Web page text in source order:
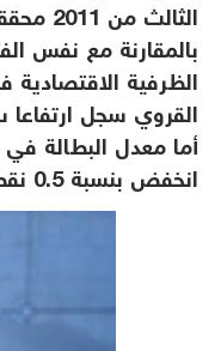
بالمقارنة مع نفس
الظرفية
أما معدل البطالة
انخفض بنسبة 0.5 نقطة أي بمعدل 16.9في المائة .